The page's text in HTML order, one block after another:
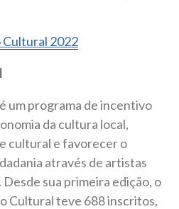
2022
um programa de incentivo
da cultura local,
cultural e favorecer o
através de artistas
sua primeira edição, o
Cultural teve 688 inscritos,